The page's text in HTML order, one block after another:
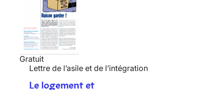
Gratuit
Lettre de l’asile et de l’intégration
Le logement et